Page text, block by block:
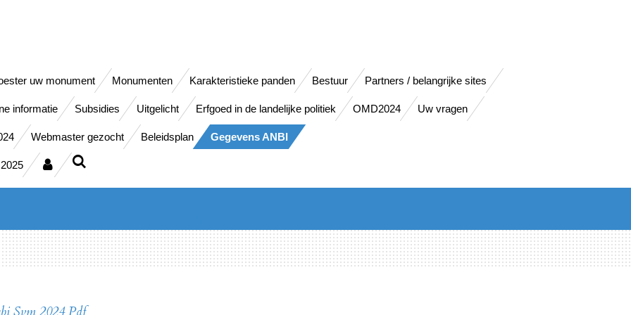
uw monument Monumenten Karakteristieke panden Bestuur Partners / belangrijke sites
informatie Subsidies Uitgelicht Erfgoed in de landelijke politiek OMD2024 Uw vragen
Webmaster gezocht Beleidsplan Gegevens ANBI